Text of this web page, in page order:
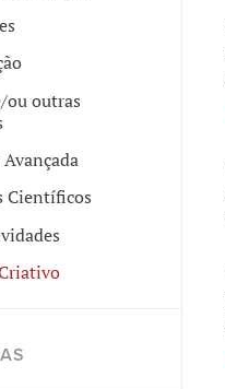
ou outras
Científicos